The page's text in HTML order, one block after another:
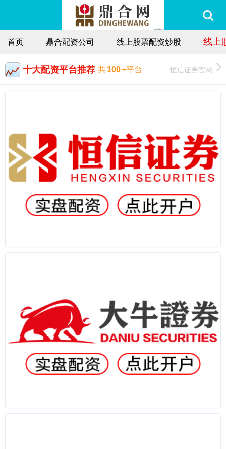
首页 鼎合配资公司 线上股票配资炒股 线上
十大配资平台推荐 共100+平台 恒信证券官网